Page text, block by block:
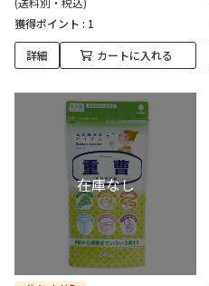
獲得ポイント : 1
詳細 カートに入れる